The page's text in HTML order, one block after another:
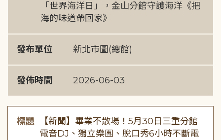
「世界海洋日」，金山分館守護海洋《把
海的味道帶回家》
發布單位 新北市圖(總館)
發佈時間 2026-06-03
標題
【新聞】畢業不散場！5月30日三重分館
電音DJ、獨立樂團、脫口秀6小時不斷電